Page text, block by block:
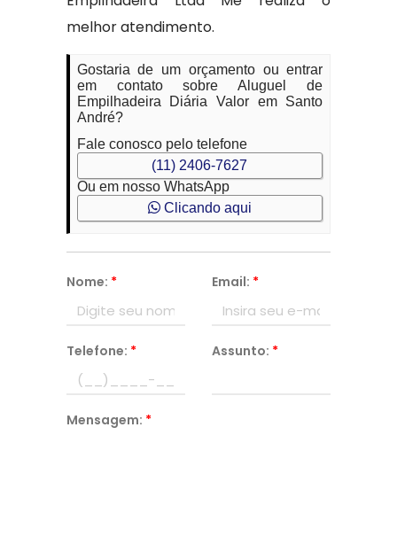
melhor atendimento.
Gostaria de um orçamento ou entrar
em contato sobre Aluguel de
Empilhadeira Diária Valor em Santo
André?
Fale conosco pelo telefone
(11) 2406-7627
Ou em nosso WhatsApp
Clicando aqui
Nome: * Email: *
Telefone: * Assunto: *
Mensagem: *